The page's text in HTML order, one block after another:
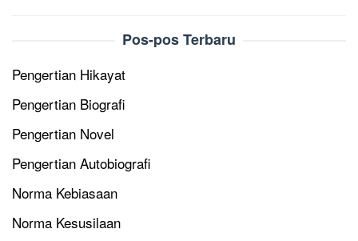
Pos-pos Terbaru
Pengertian Hikayat
Pengertian Biografi
Pengertian Novel
Pengertian Autobiografi
Norma Kebiasaan
Norma Kesusilaan